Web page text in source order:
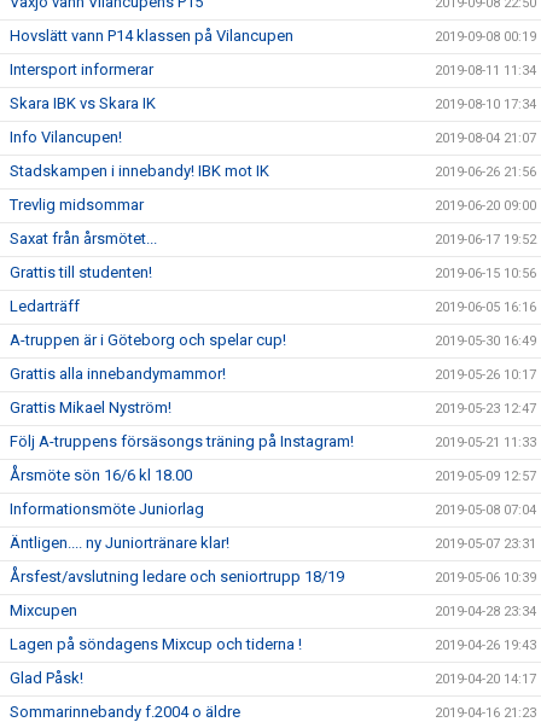
Hovslätt vann P14 klassen på Vilancupen 2019-09-08 00:19
Intersport informerar 2019-08-11 11:34
Skara IBK vs Skara IK 2019-08-10 17:34
Info Vilancupen! 2019-08-04 21:07
Stadskampen i innebandy! IBK mot IK 2019-06-26 21:56
Trevlig midsommar 2019-06-20 09:00
Saxat från årsmötet... 2019-06-17 19:52
Grattis till studenten! 2019-06-15 10:56
Ledarträff 2019-06-05 16:16
A-truppen är i Göteborg och spelar cup! 2019-05-30 16:49
Grattis alla innebandymammor! 2019-05-26 10:17
Grattis Mikael Nyström! 2019-05-23 12:47
Följ A-truppens försäsongs träning på Instagram! 2019-05-21 11:33
Årsmöte sön 16/6 kl 18.00 2019-05-09 12:57
Informationsmöte Juniorlag 2019-05-08 07:04
Äntligen.... ny Juniortränare klar! 2019-05-07 23:31
Årsfest/avslutning ledare och seniortrupp 18/19 2019-05-06 10:39
Mixcupen 2019-04-28 23:34
Lagen på söndagens Mixcup och tiderna ! 2019-04-26 19:43
Glad Påsk! 2019-04-20 14:17
Sommarinnebandy f.2004 o äldre 2019-04-16 21:23